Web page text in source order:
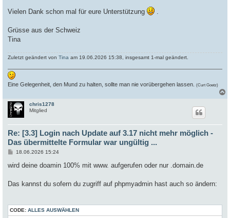
Vielen Dank schon mal für eure Unterstützung
Grüsse aus der Schweiz
Tina
Zuletzt geändert von Tina am 19.06.2026 15:38, insgesamt 1-mal geändert.
Eine Gelegenheit, den Mund zu halten, sollte man nie vorübergehen lassen. (Curt Goetz)
chris1278
Mitglied
Re: [3.3] Login nach Update auf 3.17 nicht mehr möglich -
Das übermittelte Formular war ungültig ...
B
i
a
18.06.2026 15:24
wird deine doamin 100% mit www. aufgerufen oder nur .domain.de
Das kannst du sofern du zugriff auf phpmyadmin hast auch so ändern:
CODE: ALLES AUSWÄHLEN